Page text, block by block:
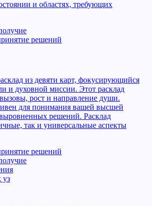
и областях, требующих
решений
из девяти карт, фокусирующийся
и духовной миссии. Этот расклад
рост и направление души.
для понимания вашей высшей
решений. Расклад
так и универсальные аспекты
решений
уз